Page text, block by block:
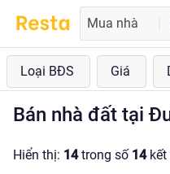
Mua nhà
Loại BĐS Giá
Bán nhà đất tại
Hiển thị: 14trong số 14 kết